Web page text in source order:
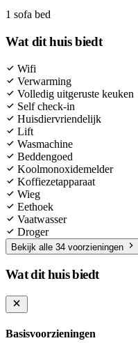
1 sofa bed
Wat dit huis biedt
Wifi
Verwarming
Volledig uitgeruste keuken
Self check-in
Huisdiervriendelijk
Lift
Wasmachine
Beddengoed
Koolmonoxidemelder
Koffiezetapparaat
Wieg
Eethoek
Vaatwasser
Droger
Bekijk alle 34 voorzieningen
Wat dit huis biedt
Basisvoorzieningen